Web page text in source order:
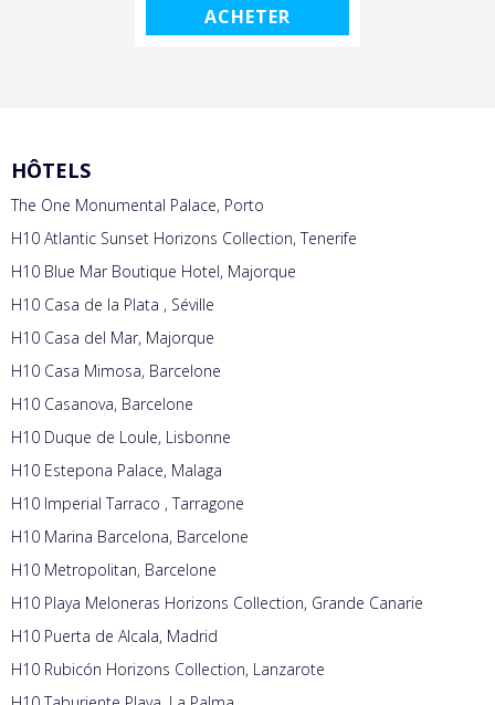
ACHETER
HÔTELS
The One Monumental Palace, Porto
H10 Atlantic Sunset Horizons Collection, Tenerife
H10 Blue Mar Boutique Hotel, Majorque
H10 Casa de la Plata , Séville
H10 Casa del Mar, Majorque
H10 Casa Mimosa, Barcelone
H10 Casanova, Barcelone
H10 Duque de Loule, Lisbonne
H10 Estepona Palace, Malaga
H10 Imperial Tarraco , Tarragone
H10 Marina Barcelona, Barcelone
H10 Metropolitan, Barcelone
H10 Playa Meloneras Horizons Collection, Grande Canarie
H10 Puerta de Alcala, Madrid
H10 Rubicón Horizons Collection, Lanzarote